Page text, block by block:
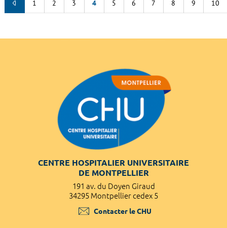
1 2 3 4 5 6 7 8 9 10
CENTRE HOSPITALIER UNIVERSITAIRE
DE MONTPELLIER
191 av. du Doyen Giraud
34295 Montpellier cedex 5
Contacter le CHU